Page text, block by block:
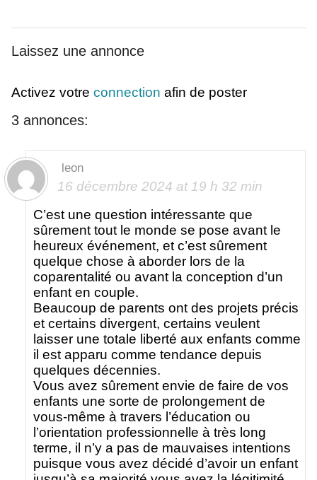
Laissez une annonce
Activez votre connection afin de poster
3 annonces:
leon
16 décembre 2024 at 19 h 32 min
C’est une question intéressante que
sûrement tout le monde se pose avant le
heureux événement, et c’est sûrement
quelque chose à aborder lors de la
coparentalité ou avant la conception d’un
enfant en couple.
Beaucoup de parents ont des projets précis
et certains divergent, certains veulent
laisser une totale liberté aux enfants comme
il est apparu comme tendance depuis
quelques décennies.
Vous avez sûrement envie de faire de vos
enfants une sorte de prolongement de
vous-même à travers l’éducation ou
l’orientation professionnelle à très long
terme, il n’y a pas de mauvaises intentions
puisque vous avez décidé d’avoir un enfant